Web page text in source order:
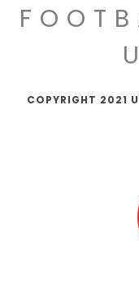
COPYRIGHT 2021